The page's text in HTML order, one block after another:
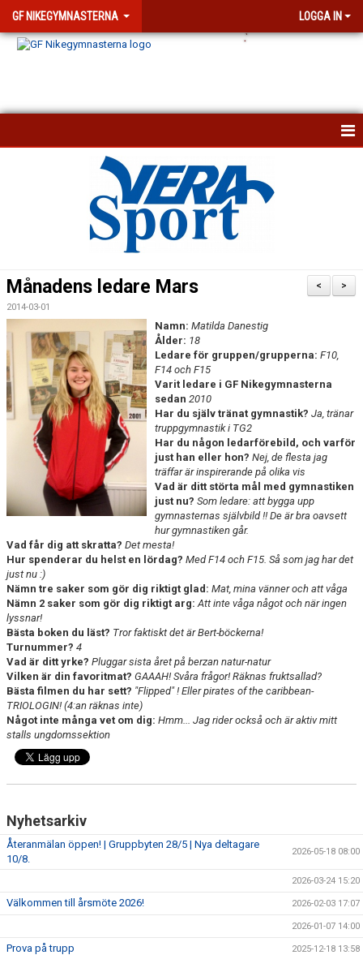
GF NIKEGYMNASTERNA LOGGA IN
.`
FÖRENINGEN
DOKUMENT
SPONSRING
>
<
Månadens ledare Mars
2014-03-01
Namn: Matilda Danestig
Ålder: 18
Ledare för gruppen/grupperna: F10,
F14 och F15
Varit ledare i GF Nikegymnasterna
sedan 2010
Har du själv tränat gymnastik? Ja, tränar
truppgymnastik i TG2
Har du någon ledarförebild, och varför
just han eller hon? Nej, de flesta jag
träffar är inspirerande på olika vis
Vad är ditt störta mål med gymnastiken
just nu? Som ledare: att bygga upp
gymnasternas självbild !! De är bra oavsett
hur gymnastiken går.
Vad får dig att skratta? Det mesta!
Hur spenderar du helst en lördag? Med F14 och F15. Så som jag har det
just nu :)
Nämn tre saker som gör dig riktigt glad: Mat, mina vänner och att våga
Nämn 2 saker som gör dig riktigt arg:Att inte våga något och när ingen
lyssnar!
Bästa boken du läst? Tror faktiskt det är Bert-böckerna!
Turnummer? 4
Vad är ditt yrke? Pluggar sista året på berzan natur-natur
Vilken är din favoritmat? GAAAH! Svåra frågor! Räknas fruktsallad?
Bästa filmen du har sett? "Flipped" ! Eller pirates of the caribbean-
TRIOLOGIN! (4:an räknas inte)
Något inte många vet om dig: Hmm... Jag rider också och är aktiv mitt
stalls ungdomssektion
Nyhetsarkiv
Återanmälan öppen! | Gruppbyten 28/5 | Nya deltagare
10/8.
2026-05-18 08:00
2026-03-24 15:20
Välkommen till årsmöte 2026! 2026-02-03 17:07
2026-01-07 14:00
Prova på trupp 2025-12-18 13:58